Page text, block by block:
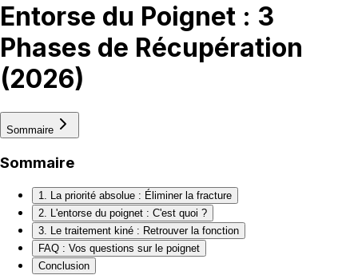
Entorse du Poignet : 3
Phases de Récupération
(2026)
Sommaire
Sommaire
1. La priorité absolue : Éliminer la fracture
2. L'entorse du poignet : C'est quoi ?
3. Le traitement kiné : Retrouver la fonction
FAQ : Vos questions sur le poignet
Conclusion